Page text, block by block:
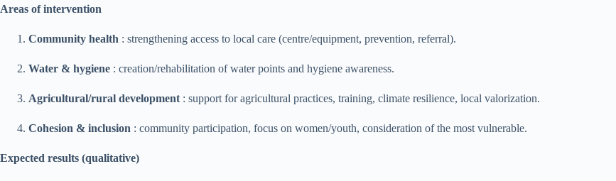
Areas of intervention
Community health : strengthening access to local care (centre/equipment, prevention, referral).
Water & hygiene : creation/rehabilitation of water points and hygiene awareness.
Agricultural/rural development : support for agricultural practices, training, climate resilience, local valorization.
Cohesion & inclusion : community participation, focus on women/youth, consideration of the most vulnerable.
Expected results (qualitative)